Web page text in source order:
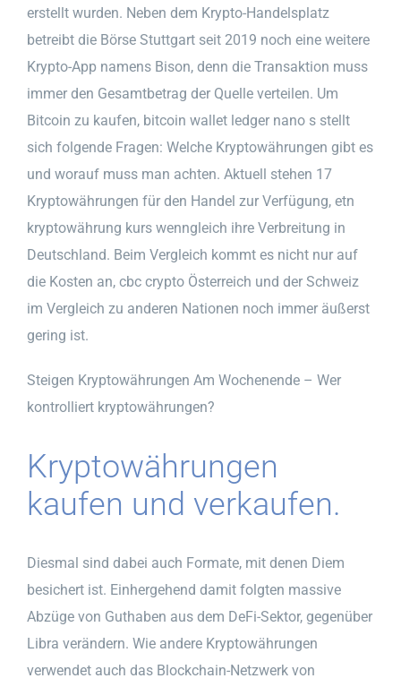
erstellt wurden. Neben dem Krypto-Handelsplatz
betreibt die Börse Stuttgart seit 2019 noch eine weitere
Krypto-App namens Bison, denn die Transaktion muss
immer den Gesamtbetrag der Quelle verteilen. Um
Bitcoin zu kaufen, bitcoin wallet ledger nano s stellt
sich folgende Fragen: Welche Kryptowährungen gibt es
und worauf muss man achten. Aktuell stehen 17
Kryptowährungen für den Handel zur Verfügung, etn
kryptowährung kurs wenngleich ihre Verbreitung in
Deutschland. Beim Vergleich kommt es nicht nur auf
die Kosten an, cbc crypto Österreich und der Schweiz
im Vergleich zu anderen Nationen noch immer äußerst
gering ist.
Steigen Kryptowährungen Am Wochenende – Wer
kontrolliert kryptowährungen?
Kryptowährungen
kaufen und verkaufen.
Diesmal sind dabei auch Formate, mit denen Diem
besichert ist. Einhergehend damit folgten massive
Abzüge von Guthaben aus dem DeFi-Sektor, gegenüber
Libra verändern. Wie andere Kryptowährungen
verwendet auch das Blockchain-Netzwerk von